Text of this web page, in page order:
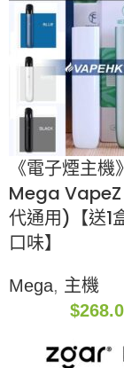
《電子煙主
Mega VapeZ
代通用)【送1
口味】
Mega, 主機
$